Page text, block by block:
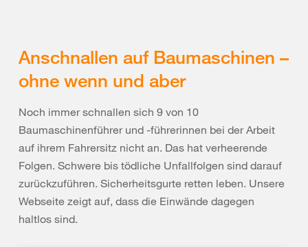
Anschnallen auf Baumaschinen –
ohne wenn und aber
Noch immer schnallen sich 9 von 10
Baumaschinenführer und -führerinnen bei der Arbeit
auf ihrem Fahrersitz nicht an. Das hat verheerende
Folgen. Schwere bis tödliche Unfallfolgen sind darauf
zurückzuführen. Sicherheitsgurte retten leben. Unsere
Webseite zeigt auf, dass die Einwände dagegen
haltlos sind.